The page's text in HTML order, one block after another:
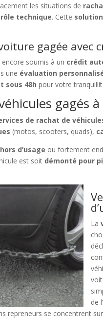
les situations de
technique. Cette
gagée avec
soumis à un crédit
une évaluation
sous 48h pour votre
gagés
de rachat de
(motos, scooters, quads),
d’usage ou fortement
est soit démonté pour
La
de
repreneurs se concentrent